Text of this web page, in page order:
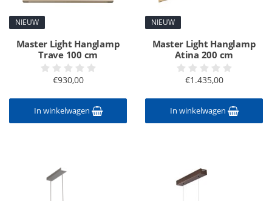
NIEUW
Master Light Hanglamp
Trave 100 cm
€930,00
In winkelwagen
NIEUW
Master Light Hanglamp
Atina 200 cm
€1.435,00
In winkelwagen